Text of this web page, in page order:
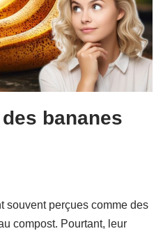
bananes
souvent perçues comme des
compost. Pourtant, leur